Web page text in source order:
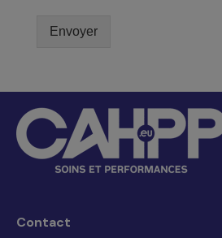
Envoyer
Contact